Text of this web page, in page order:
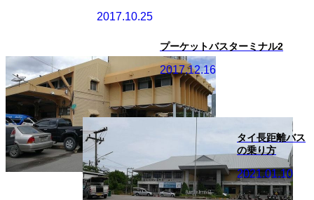
2017.10.25
プーケットバスターミナル2
2017.12.16
タイ長距離バス
の乗り方
2021.01.10